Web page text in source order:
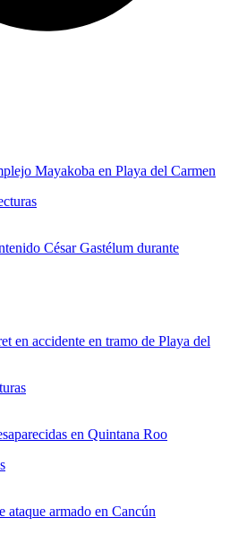
Mayakoba en Playa del Carmen
César Gastélum durante
en accidente en tramo de Playa del
en Quintana Roo
ataque armado en Cancún